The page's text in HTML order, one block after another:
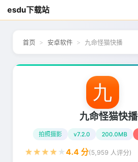
esdu下载站
首页 安卓软件 九命怪猫快播
九命怪猫快播
拍照摄影 v7.2.0 200.0MB
★ ★ ★ ★ ★4.4 分(5,959 人评分)